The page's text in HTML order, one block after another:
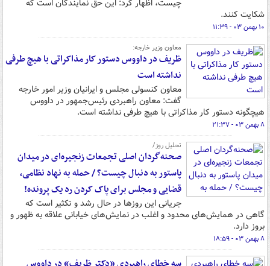
چیست، اظهار کرد: این حق نمایندگان است که
شکایت کنند.
۱۰ بهمن ۰۳ - ۱۱:۳۹
معاون وزیر خارجه:
ظریف در داووس دستور کار مذاکراتی با هیچ طرفی
نداشته است
معاون کنسولی مجلس و ایرانیان وزیر امور خارجه
گفت: معاون راهبردی رئیس‌جمهور در داووس
هیچگونه دستور کار مذاکراتی با هیچ طرفی نداشته است.
۸ بهمن ۰۳ - ۲۱:۳۷
تحلیل روز/
صحنه‌گردان اصلی تجمعات زنجیره‌ای در میدان
پاستور به دنبال چیست؟ / حمله به نهاد نظامی،
قضایی و مجلس برای پاک کردن رد یک پرونده!
جریانی این روزها در حال رشد و تکثیر است که
گاهی در همایش‌های محدود و اغلب در نمایش‌های خیابانی علاقه به ظهور و
بروز دارد.
۸ بهمن ۰۳ - ۱۸:۵۹